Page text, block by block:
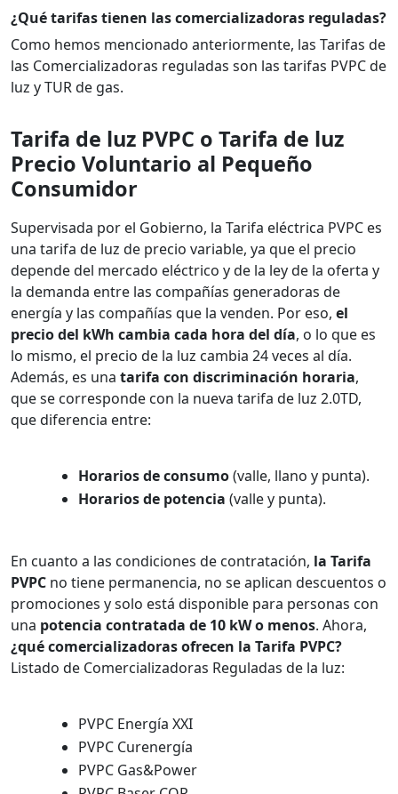
¿Qué tarifas tienen las comercializadoras reguladas?
Como hemos mencionado anteriormente, las Tarifas de
las Comercializadoras reguladas son las tarifas PVPC de
luz y TUR de gas.
Tarifa de luz PVPC o Tarifa de luz
Precio Voluntario al Pequeño
Consumidor
Supervisada por el Gobierno, la Tarifa eléctrica PVPC es
una tarifa de luz de precio variable, ya que el precio
depende del mercado eléctrico y de la ley de la oferta y
la demanda entre las compañías generadoras de
energía y las compañías que la venden. Por eso, el
precio del kWh cambia cada hora del día, o lo que es
lo mismo, el precio de la luz cambia 24 veces al día.
Además, es una tarifa con discriminación horaria,
que se corresponde con la nueva tarifa de luz 2.0TD,
que diferencia entre:
Horarios de consumo(valle, llano y punta).
Horarios de potencia (valle y punta).
En cuanto a las condiciones de contratación, la Tarifa
PVPC no tiene permanencia, no se aplican descuentos o
promociones y solo está disponible para personas con
una potencia contratada de 10 kW o menos. Ahora,
¿qué comercializadoras ofrecen la Tarifa PVPC?
Listado de Comercializadoras Reguladas de la luz:
PVPC Energía XXI
PVPC Curenergía
PVPC Gas&Power